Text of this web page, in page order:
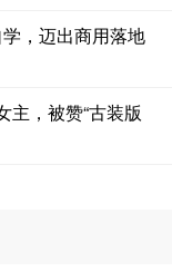
，迈出商用落地
主，被赞“古装版